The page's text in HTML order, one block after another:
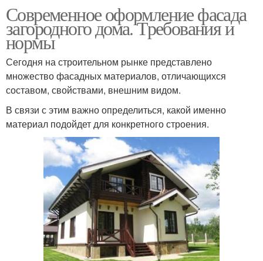
Современное оформление фасада
загородного дома. Требования и
нормы
Сегодня на строительном рынке представлено
множество фасадных материалов, отличающихся
составом, свойствами, внешним видом.
В связи с этим важно определиться, какой именно
материал подойдет для конкретного строения.